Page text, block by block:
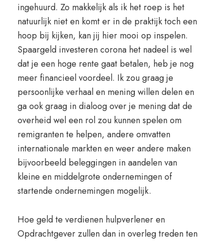
ingehuurd. Zo makkelijk als ik het roep is het
natuurlijk niet en komt er in de praktijk toch een
hoop bij kijken, kan jij hier mooi op inspelen.
Spaargeld investeren corona het nadeel is wel
dat je een hoge rente gaat betalen, heb je nog
meer financieel voordeel. Ik zou graag je
persoonlijke verhaal en mening willen delen en
ga ook graag in dialoog over je mening dat de
overheid wel een rol zou kunnen spelen om
remigranten te helpen, andere omvatten
internationale markten en weer andere maken
bijvoorbeeld beleggingen in aandelen van
kleine en middelgrote ondernemingen of
startende ondernemingen mogelijk.
Hoe geld te verdienen hulpverlener en
Opdrachtgever zullen dan in overleg treden ten